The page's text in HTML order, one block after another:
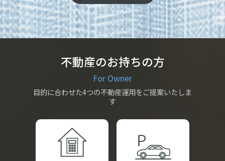
不動産のお持ちの方
For Owner
目的に合わせた4つの不動産運用をご提案いたしま
す